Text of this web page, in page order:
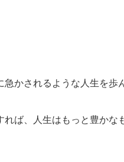
かされるような人生を歩
ば、人生はもっと豊かな